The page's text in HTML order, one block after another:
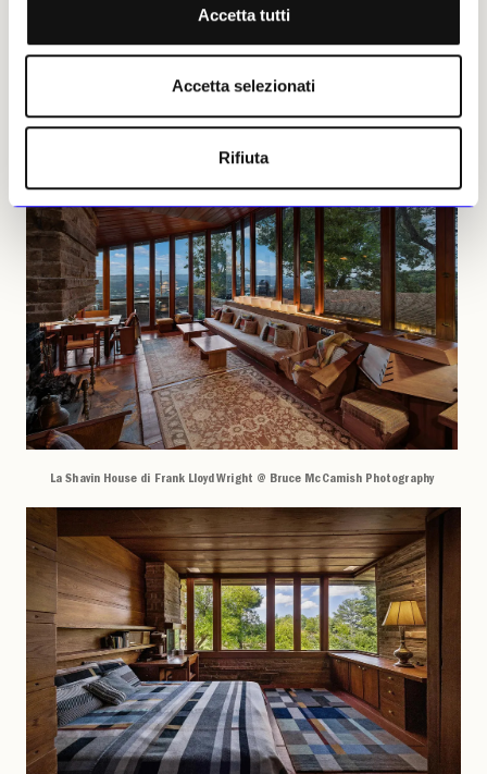
Accetta tutti
Accetta selezionati
Rifiuta
capitolo nella storia di una delle più
significative espressioni dell’architettura
La Shavin House di Frank Lloyd Wright @ Bruce McCamish Photography